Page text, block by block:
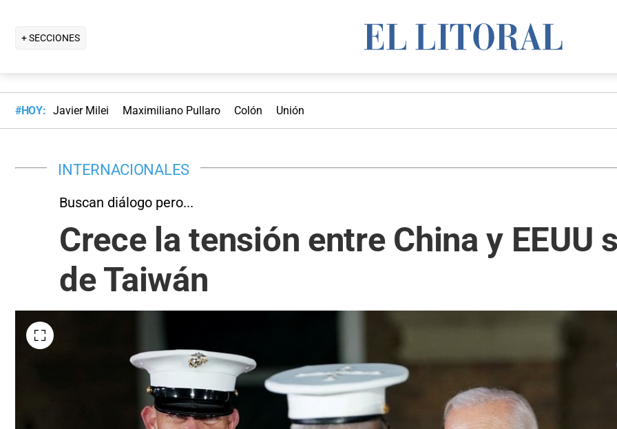
+ SECCIONES
#HOY: Javier Milei Maximiliano Pullaro Colón Unión
INTERNACIONALES
Buscan diálogo pero...
Crece la tensión entre China y EEUU
de Taiwán